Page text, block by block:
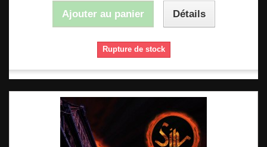
Ajouter au panier Détails
Rupture de stock